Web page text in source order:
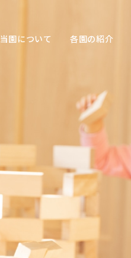
当園について
環境
色
各園の紹介